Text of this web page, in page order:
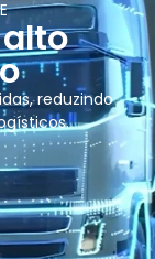
reduzindo